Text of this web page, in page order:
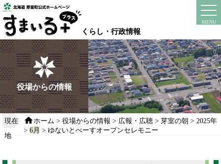
本
文
へ
移
動
る
くらし・行政情報
MENU
instagram
役場からの情報
現在
地
ホーム >役場からの情報 > 広報・広聴 >芽室の朝 > 2025年
>6月 > ゆないとべーすオープンセレモニー